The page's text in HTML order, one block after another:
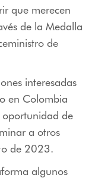
que merecen
de la Medalla
de
interesadas
en Colombia
oportunidad de
a otros
de 2023.
algunos